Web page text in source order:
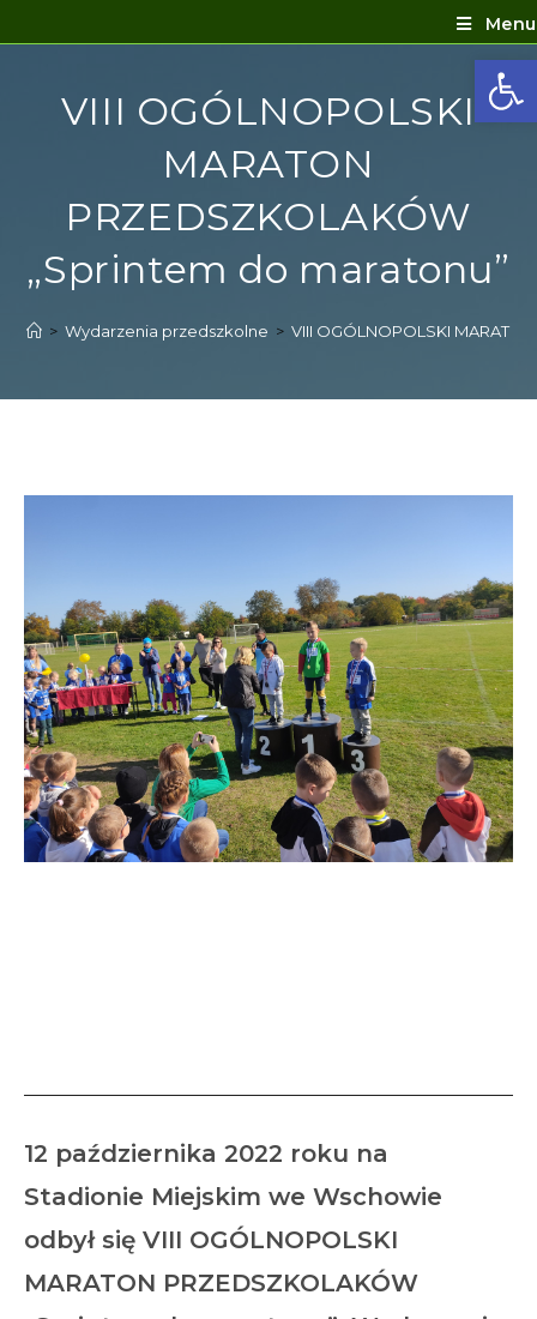
Menu
VIII OGÓLNOPOLSKI
MARATON
PRZEDSZKOLAKÓW
„Sprintem do maratonu”
> Wydarzenia przedszkolne > VIII OGÓLNOPOLSKI
12 października 2022 roku na
Stadionie Miejskim we Wschowie
odbył się VIII OGÓLNOPOLSKI
MARATON PRZEDSZKOLAKÓW